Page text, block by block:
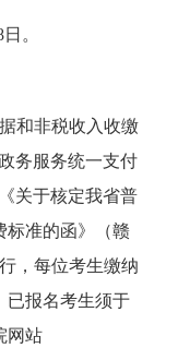
。
和非税收入收缴
务服务统一支付
关于核定我省普
标准的函》（赣
，每位考生缴纳
已报名考生须于
网站